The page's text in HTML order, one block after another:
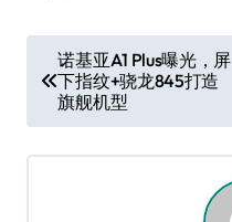
章
导
航
诺基亚A1 Plus曝光，屏
下指纹+骁龙845打造
旗舰机型